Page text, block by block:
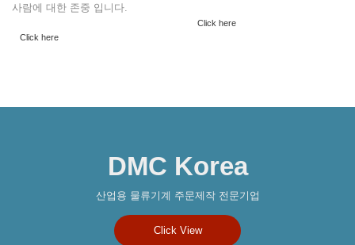
사람에 대한 존중 입니다.
Click here
Click here
DMC Korea
산업용 물류기계 주문제작 전문기업
Click View